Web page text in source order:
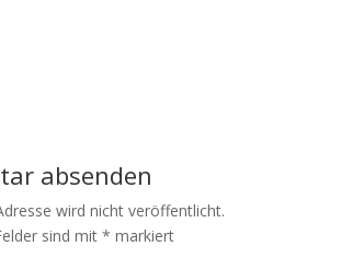
absenden
wird nicht veröffentlicht.
sind mit * markiert